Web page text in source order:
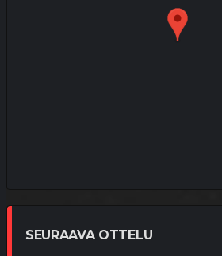
SEURAAVA OTTELU